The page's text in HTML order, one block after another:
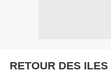
RETOUR DES ILES